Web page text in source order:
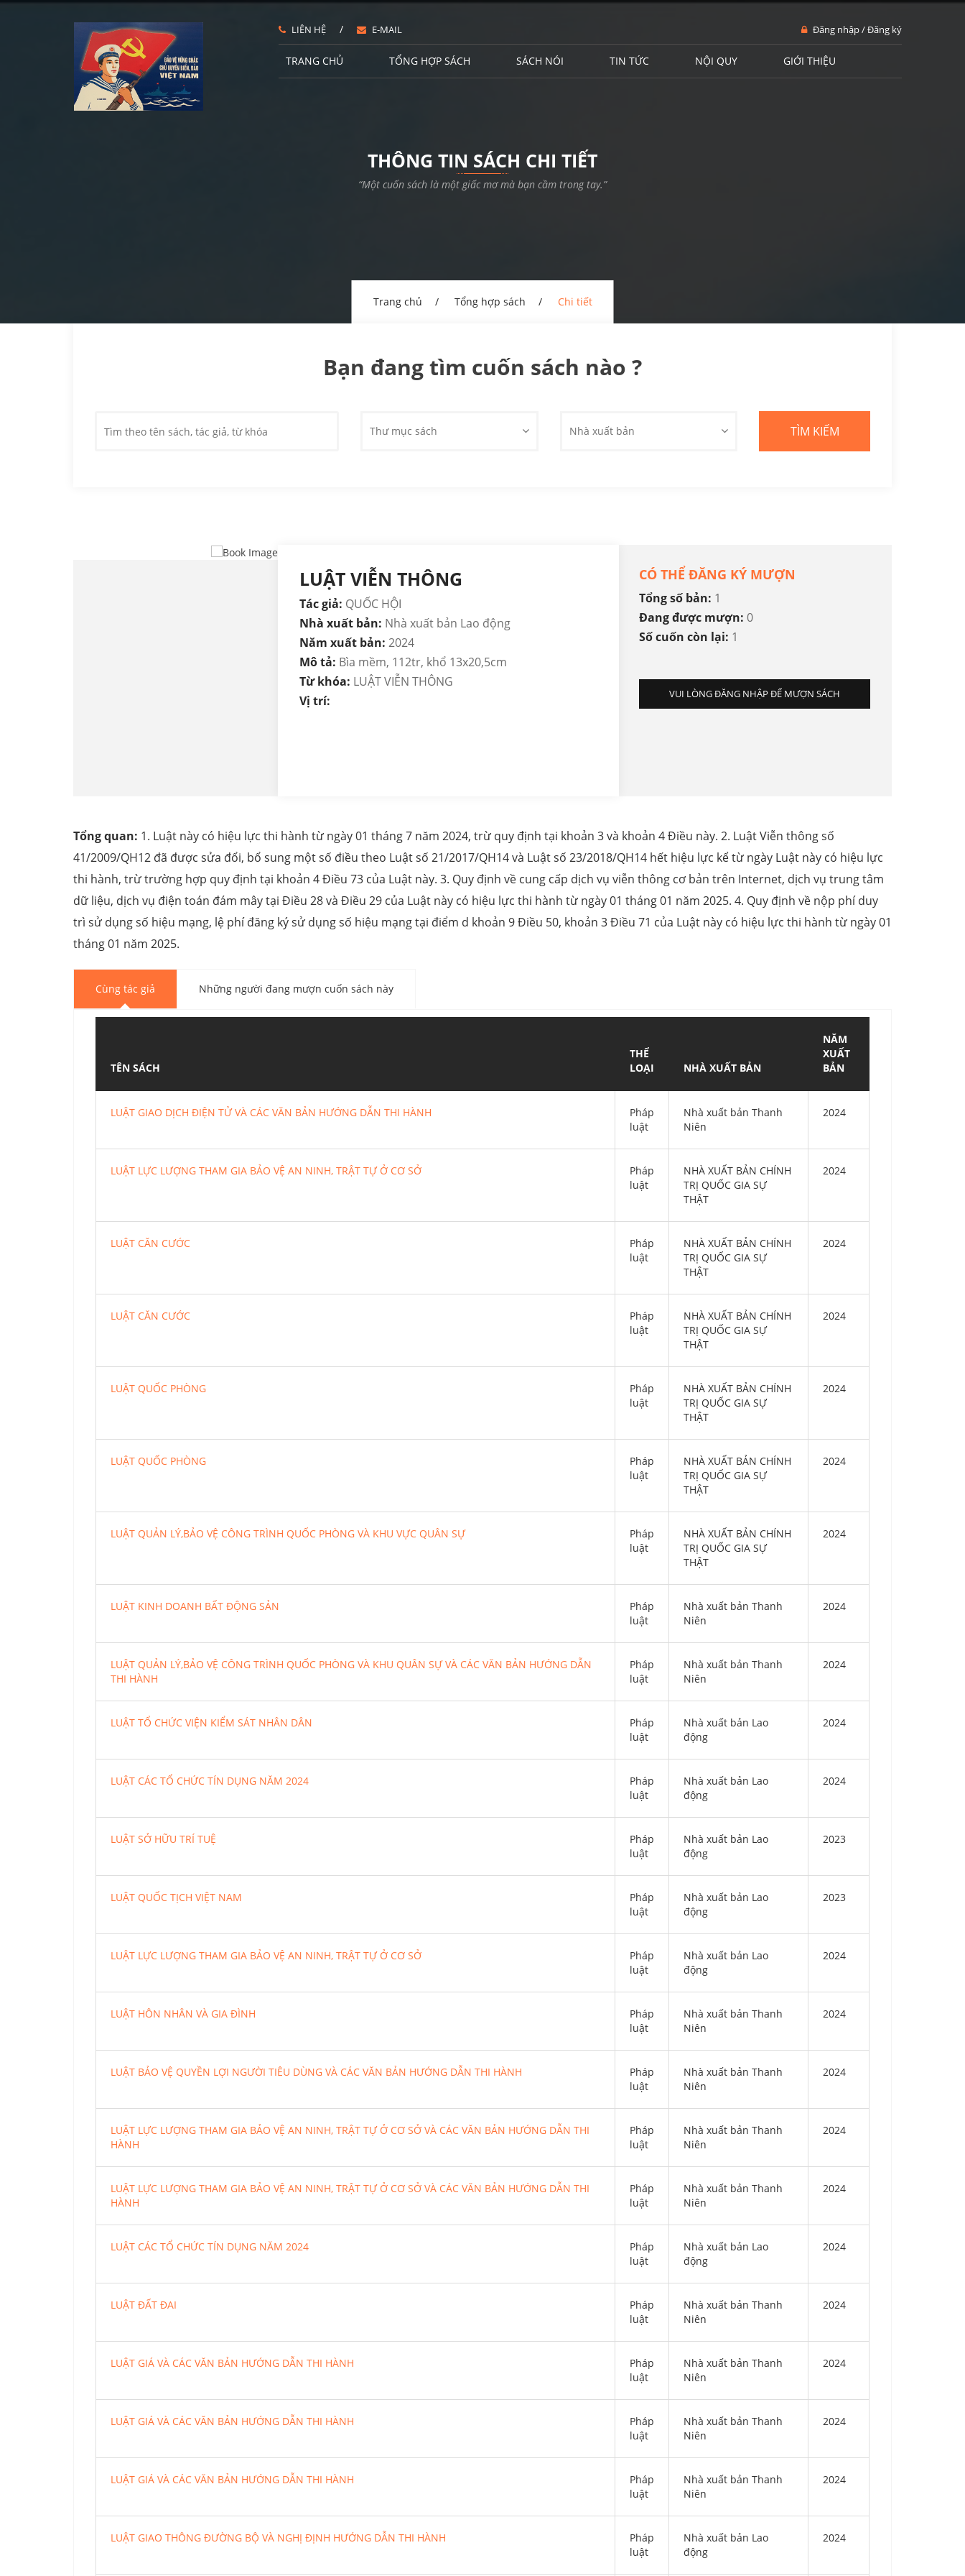
LIÊN HỆ / E-MAIL Đăng nhập / Đăng ký
TRANG CHỦ TỔNG HỢP SÁCH SÁCH NÓI TIN TỨC NỘI QUY GIỚI THIỆU
THÔNG TIN SÁCH CHI TIẾT
“Một cuốn sách là một giấc mơ mà bạn cầm trong tay.”
Trang chủ Tổng hợp sách Chi tiết
Bạn đang tìm cuốn sách nào ?
Thư mục sách Nhà xuất bản
LUẬT VIỄN THÔNG
Tác giả: QUỐC HỘI
Nhà xuất bản: Nhà xuất bản Lao động
Năm xuất bản: 2024
Mô tả: Bìa mềm, 112tr, khổ 13x20,5cm
Từ khóa: LUẬT VIỄN THÔNG
Vị trí:
CÓ THỂ ĐĂNG KÝ MƯỢN
Tổng số bản: 1
Đang được mượn: 0
Số cuốn còn lại: 1
VUI LÒNG ĐĂNG NHẬP ĐỂ MƯỢN SÁCH
Tổng quan: 1. Luật này có hiệu lực thi hành từ ngày 01 tháng 7 năm 2024, trừ quy định tại khoản 3 và khoản 4 Điều này. 2. Luật Viễn thông số
41/2009/QH12 đã được sửa đổi, bổ sung một số điều theo Luật số 21/2017/QH14 và Luật số 23/2018/QH14 hết hiệu lực kể từ ngày Luật này có hiệu lực
thi hành, trừ trường hợp quy định tại khoản 4 Điều 73 của Luật này. 3. Quy định về cung cấp dịch vụ viễn thông cơ bản trên Internet, dịch vụ trung tâm
dữ liệu, dịch vụ điện toán đám mây tại Điều 28 và Điều 29 của Luật này có hiệu lực thi hành từ ngày 01 tháng 01 năm 2025. 4. Quy định về nộp phí duy
trì sử dụng số hiệu mạng, lệ phí đăng ký sử dụng số hiệu mạng tại điểm d khoản 9 Điều 50, khoản 3 Điều 71 của Luật này có hiệu lực thi hành từ ngày 01
tháng 01 năm 2025.
Cùng tác giả Những người đang mượn cuốn sách này
TÊN SÁCH
THỂ
LOẠI
NHÀ XUẤT BẢN
NĂM
XUẤT
BẢN
LUẬT GIAO DỊCH ĐIỆN TỬ VÀ CÁC VĂN BẢN HƯỚNG DẪN THI HÀNH
Pháp
luật
Nhà xuất bản Thanh
Niên
2024
LUẬT LỰC LƯỢNG THAM GIA BẢO VỆ AN NINH, TRẬT TỰ Ở CƠ SỞ
Pháp
luật
NHÀ XUẤT BẢN CHÍNH
TRỊ QUỐC GIA SỰ
THẬT
2024
LUẬT CĂN CƯỚC
Pháp
luật
NHÀ XUẤT BẢN CHÍNH
TRỊ QUỐC GIA SỰ
THẬT
2024
LUẬT CĂN CƯỚC
Pháp
luật
NHÀ XUẤT BẢN CHÍNH
TRỊ QUỐC GIA SỰ
THẬT
2024
LUẬT QUỐC PHÒNG
Pháp
luật
NHÀ XUẤT BẢN CHÍNH
TRỊ QUỐC GIA SỰ
THẬT
2024
LUẬT QUỐC PHÒNG
Pháp
luật
NHÀ XUẤT BẢN CHÍNH
TRỊ QUỐC GIA SỰ
THẬT
2024
LUẬT QUẢN LÝ,BẢO VỆ CÔNG TRÌNH QUỐC PHÒNG VÀ KHU VỰC QUÂN SỰ
Pháp
luật
NHÀ XUẤT BẢN CHÍNH
TRỊ QUỐC GIA SỰ
THẬT
2024
LUẬT KINH DOANH BẤT ĐỘNG SẢN
Pháp
luật
Nhà xuất bản Thanh
Niên
2024
LUẬT QUẢN LÝ,BẢO VỆ CÔNG TRÌNH QUỐC PHÒNG VÀ KHU QUÂN SỰ VÀ CÁC VĂN BẢN HƯỚNG DẪN
THI HÀNH
Pháp
luật
Nhà xuất bản Thanh
Niên
2024
LUẬT TỔ CHỨC VIỆN KIỂM SÁT NHÂN DÂN
Pháp
luật
Nhà xuất bản Lao
động
2024
LUẬT CÁC TỔ CHỨC TÍN DỤNG NĂM 2024
Pháp
luật
Nhà xuất bản Lao
động
2024
LUẬT SỞ HỮU TRÍ TUỆ
Pháp
luật
Nhà xuất bản Lao
động
2023
LUẬT QUỐC TỊCH VIỆT NAM
Pháp
luật
Nhà xuất bản Lao
động
2023
LUẬT LỰC LƯỢNG THAM GIA BẢO VỆ AN NINH, TRẬT TỰ Ở CƠ SỞ
Pháp
luật
Nhà xuất bản Lao
động
2024
LUẬT HÔN NHÂN VÀ GIA ĐÌNH
Pháp
luật
Nhà xuất bản Thanh
Niên
2024
LUẬT BẢO VỆ QUYỀN LỢI NGƯỜI TIÊU DÙNG VÀ CÁC VĂN BẢN HƯỚNG DẪN THI HÀNH
Pháp
luật
Nhà xuất bản Thanh
Niên
2024
LUẬT LỰC LƯỢNG THAM GIA BẢO VỆ AN NINH, TRẬT TỰ Ở CƠ SỞ VÀ CÁC VĂN BẢN HƯỚNG DẪN THI
HÀNH
Pháp
luật
Nhà xuất bản Thanh
Niên
2024
LUẬT LỰC LƯỢNG THAM GIA BẢO VỆ AN NINH, TRẬT TỰ Ở CƠ SỞ VÀ CÁC VĂN BẢN HƯỚNG DẪN THI
HÀNH
Pháp
luật
Nhà xuất bản Thanh
Niên
2024
LUẬT CÁC TỔ CHỨC TÍN DỤNG NĂM 2024
Pháp
luật
Nhà xuất bản Lao
động
2024
LUẬT ĐẤT ĐAI
Pháp
luật
Nhà xuất bản Thanh
Niên
2024
LUẬT GIÁ VÀ CÁC VĂN BẢN HƯỚNG DẪN THI HÀNH
Pháp
luật
Nhà xuất bản Thanh
Niên
2024
LUẬT GIÁ VÀ CÁC VĂN BẢN HƯỚNG DẪN THI HÀNH
Pháp
luật
Nhà xuất bản Thanh
Niên
2024
LUẬT GIÁ VÀ CÁC VĂN BẢN HƯỚNG DẪN THI HÀNH
Pháp
luật
Nhà xuất bản Thanh
Niên
2024
LUẬT GIAO THÔNG ĐƯỜNG BỘ VÀ NGHỊ ĐỊNH HƯỚNG DẪN THI HÀNH
Pháp
luật
Nhà xuất bản Lao
động
2024